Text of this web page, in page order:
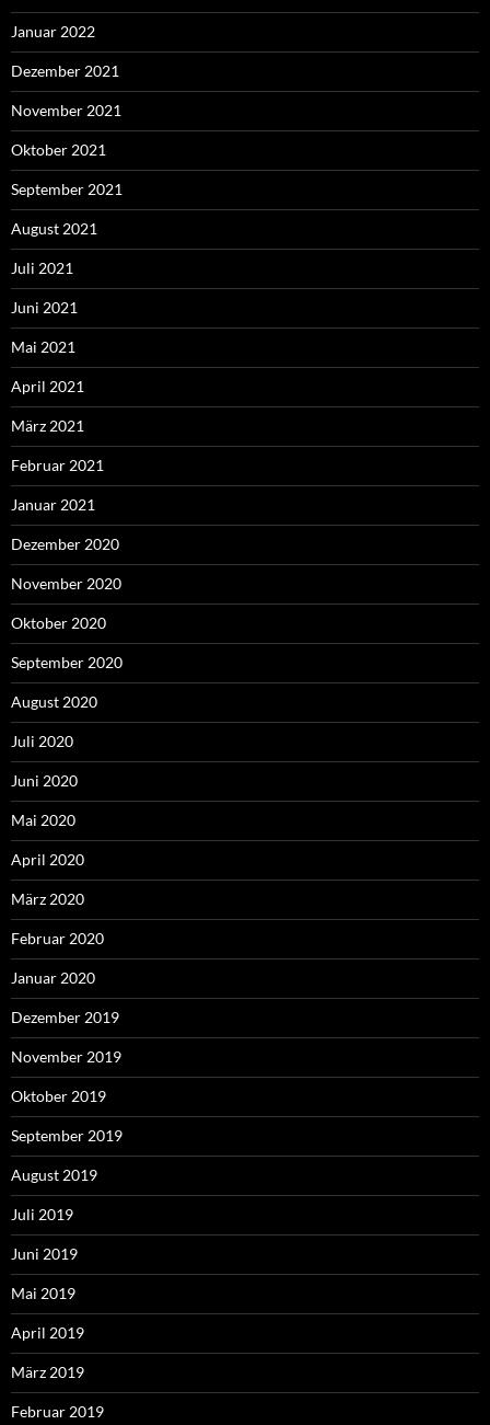
Januar 2022
Dezember 2021
November 2021
Oktober 2021
September 2021
August 2021
Juli 2021
Juni 2021
Mai 2021
April 2021
März 2021
Februar 2021
Januar 2021
Dezember 2020
November 2020
Oktober 2020
September 2020
August 2020
Juli 2020
Juni 2020
Mai 2020
April 2020
März 2020
Februar 2020
Januar 2020
Dezember 2019
November 2019
Oktober 2019
September 2019
August 2019
Juli 2019
Juni 2019
Mai 2019
April 2019
März 2019
Februar 2019